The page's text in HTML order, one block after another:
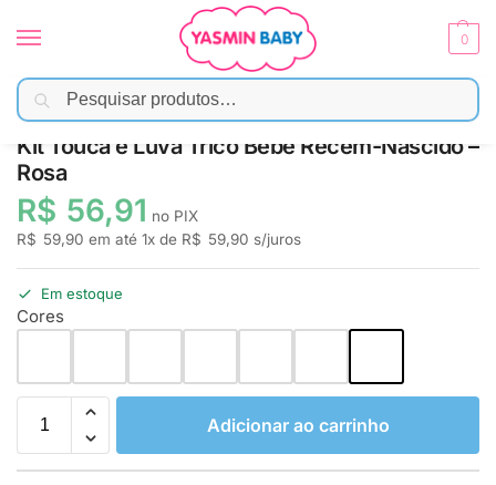
0
Início Moda Bebê / Kit Maternidade
Kit Touca e Luva Tricô Bebê Recém-Nascido –
Rosa
R$ 56,91 no PIX
R$ 59,90 em até 1x de R$ 59,90 s/juros
Em estoque
Cores
Adicionar ao carrinho